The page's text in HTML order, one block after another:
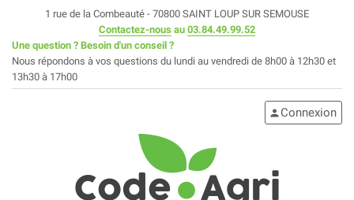
1 rue de la Combeauté - 70800 SAINT LOUP SUR SEMOUSE
Contactez-nous au 03.84.49.99.52
Une question ? Besoin d'un conseil ?
Nous répondons à vos questions du lundi au vendredi de 8h00 à 12h30 et
13h30 à 17h00
person Connexion